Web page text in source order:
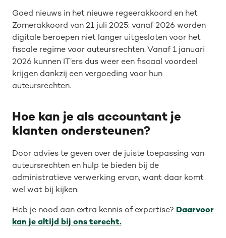
Goed nieuws in het nieuwe regeerakkoord en het
Zomerakkoord van 21 juli 2025: vanaf 2026 worden
digitale beroepen niet langer uitgesloten voor het
fiscale regime voor auteursrechten. Vanaf 1 januari
2026 kunnen IT’ers dus weer een fiscaal voordeel
krijgen dankzij een vergoeding voor hun
auteursrechten.
Hoe kan je als accountant je
klanten ondersteunen?
Door advies te geven over de juiste toepassing van
auteursrechten en hulp te bieden bij de
administratieve verwerking ervan, want daar komt
wel wat bij kijken.
Heb je nood aan extra kennis of expertise? Daarvoor
kan je altijd bij ons terecht.